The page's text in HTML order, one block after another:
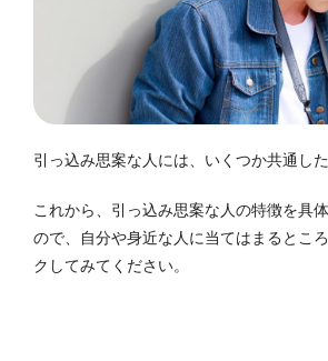
引っ込み思案な人には、いくつか共通し
これから、引っ込み思案な人の特徴を具
ので、自分や身近な人に当てはまるとこ
クしてみてください。